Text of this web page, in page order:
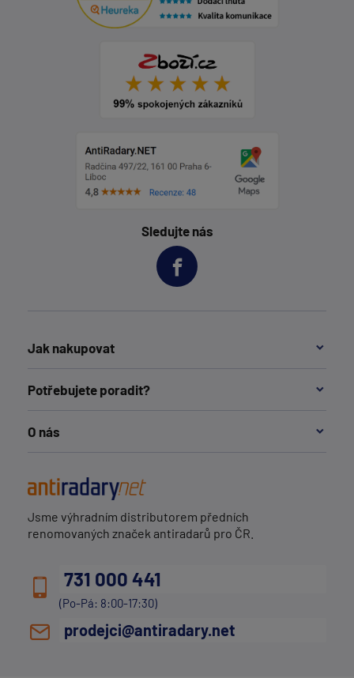
Sledujte nás
Jak nakupovat
Potřebujete poradit?
O nás
Jsme výhradním distributorem předních
renomovaných značek antiradarů pro ČR.
731 000 441
(Po-Pá: 8:00-17:30)
prodejci@antiradary.net